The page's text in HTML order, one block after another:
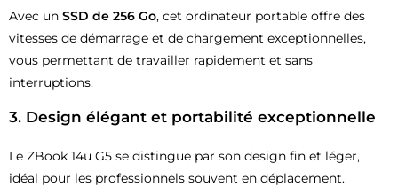
Avec un SSD de 256 Go, cet ordinateur portable offre des
vitesses de démarrage et de chargement exceptionnelles,
vous permettant de travailler rapidement et sans
interruptions.
3. Design élégant et portabilité exceptionnelle
Le ZBook 14u G5 se distingue par son design fin et léger,
idéal pour les professionnels souvent en déplacement.